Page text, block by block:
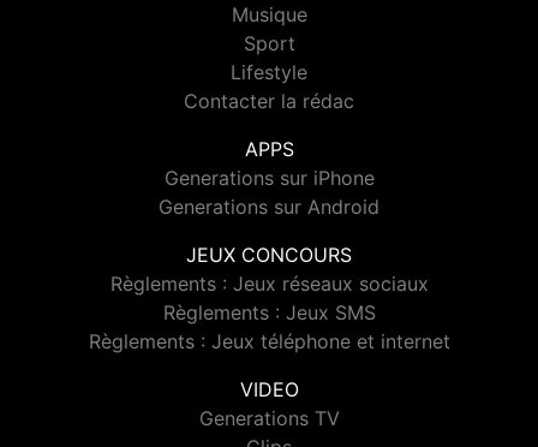
Musique
Sport
Lifestyle
Contacter la rédac
APPS
Generations sur iPhone
Generations sur Android
JEUX CONCOURS
Règlements : Jeux réseaux sociaux
Règlements : Jeux SMS
Règlements : Jeux téléphone et internet
VIDEO
Generations TV